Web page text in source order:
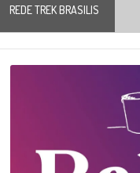
REDE TREK BRASILIS
Player